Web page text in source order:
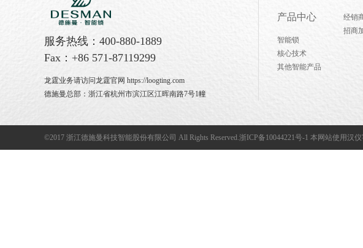
服务热线：400-880-1889
Fax：+86 571-87119299
龙霆业务请访问龙霆官网 https://loogting.com
德施曼总部：浙江省杭州市滨江区江晖南路7号1幢
经销
招商
产品中心
智能锁
核心技术
其他智能产品
©2017 浙江德施曼科技智能股份有限公司 All Rights Reserved. 浙ICP备10044221号-1 本网站使用汉